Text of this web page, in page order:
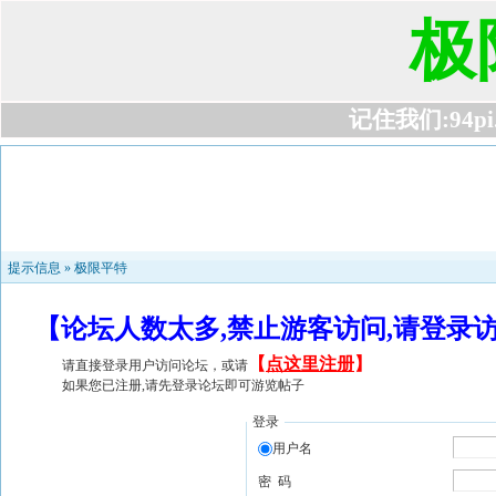
极
记住我们
提示信息 » 极限平特
【论坛人数太多,禁止游客访问,请登
请直接登录用户访问论坛，或请 【 点这里注册】
如果您已注册,请先登录论坛即可游览帖子
登录
用户名
密 码